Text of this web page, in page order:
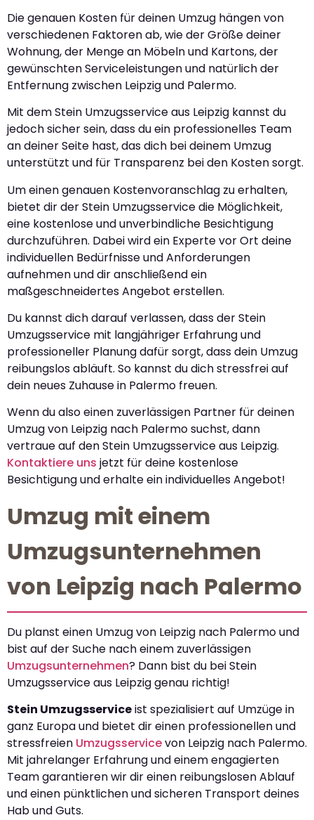
Die genauen Kosten für deinen Umzug hängen von
verschiedenen Faktoren ab, wie der Größe deiner
Wohnung, der Menge an Möbeln und Kartons, der
gewünschten Serviceleistungen und natürlich der
Entfernung zwischen Leipzig und Palermo.
Mit dem Stein Umzugsservice aus Leipzig kannst du
jedoch sicher sein, dass du ein professionelles Team
an deiner Seite hast, das dich bei deinem Umzug
unterstützt und für Transparenz bei den Kosten sorgt.
Um einen genauen Kostenvoranschlag zu erhalten,
bietet dir der Stein Umzugsservice die Möglichkeit,
eine kostenlose und unverbindliche Besichtigung
durchzuführen. Dabei wird ein Experte vor Ort deine
individuellen Bedürfnisse und Anforderungen
aufnehmen und dir anschließend ein
maßgeschneidertes Angebot erstellen.
Du kannst dich darauf verlassen, dass der Stein
Umzugsservice mit langjähriger Erfahrung und
professioneller Planung dafür sorgt, dass dein Umzug
reibungslos abläuft. So kannst du dich stressfrei auf
dein neues Zuhause in Palermo freuen.
Wenn du also einen zuverlässigen Partner für deinen
Umzug von Leipzig nach Palermo suchst, dann
vertraue auf den Stein Umzugsservice aus Leipzig.
Kontaktiere uns jetzt für deine kostenlose
Besichtigung und erhalte ein individuelles Angebot!
Umzug mit einem
Umzugsunternehmen
von Leipzig nach Palermo
Du planst einen Umzug von Leipzig nach Palermo und
bist auf der Suche nach einem zuverlässigen
Umzugsunternehmen? Dann bist du bei Stein
Umzugsservice aus Leipzig genau richtig!
Stein Umzugsserviceist spezialisiert auf Umzüge in
ganz Europa und bietet dir einen professionellen und
stressfreien Umzugsservicevon Leipzig nach Palermo.
Mit jahrelanger Erfahrung und einem engagierten
Team garantieren wir dir einen reibungslosen Ablauf
und einen pünktlichen und sicheren Transport deines
Hab und Guts.